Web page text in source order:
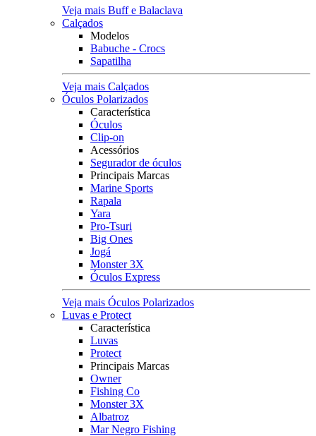
Veja mais Buff e Balaclava
Calçados
Modelos
Babuche - Crocs
Sapatilha
Veja mais Calçados
Óculos Polarizados
Característica
Óculos
Clip-on
Acessórios
Segurador de óculos
Principais Marcas
Marine Sports
Rapala
Yara
Pro-Tsuri
Big Ones
Jogá
Monster 3X
Óculos Express
Veja mais Óculos Polarizados
Luvas e Protect
Característica
Luvas
Protect
Principais Marcas
Owner
Fishing Co
Monster 3X
Albatroz
Mar Negro Fishing